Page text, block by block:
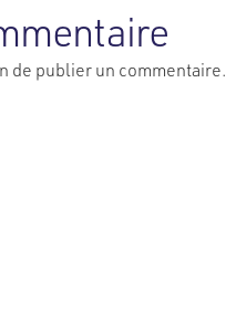
de publier un commentaire.